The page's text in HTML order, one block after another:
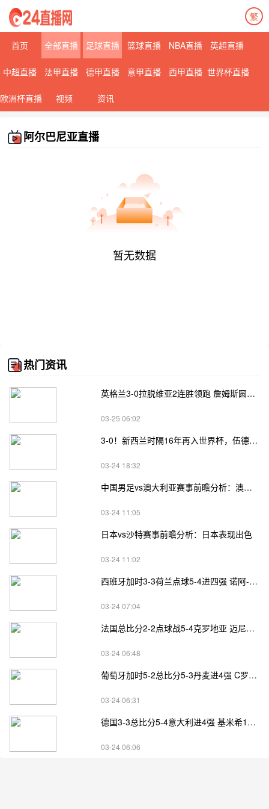
繁
首页 全部直播 足球直播 篮球直播 NBA直播 英超直播
中超直播 法甲直播 德甲直播 意甲直播 西甲直播 世界杯直播
欧洲杯直播 视频 资讯
阿尔巴尼亚直播
暂无数据
热门资讯
英格兰3-0拉脱维亚2连胜领跑 詹姆斯圆月弯刀凯恩埃泽建功
03-25 06:02
3-0！新西兰时隔16年再入世界杯，伍德将二度征战
03-24 18:32
中国男足vs澳大利亚赛事前瞻分析：澳大利亚进攻不俗
03-24 11:05
日本vs沙特赛事前瞻分析：日本表现出色
03-24 11:02
西班牙加时3-3荷兰点球5-4进四强 诺阿-朗&马伦失点
03-24 07:04
法国总比分2-2点球战5-4克罗地亚 迈尼昂两扑点
03-24 06:48
葡萄牙加时5-2总比分5-3丹麦进4强 C罗失点+补射破门
03-24 06:31
德国3-3总比分5-4意大利进4强 基米希1射2传小基恩双响
03-24 06:06